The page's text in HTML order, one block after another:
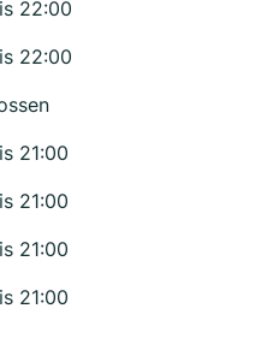
22:00
22:00
21:00
21:00
21:00
21:00